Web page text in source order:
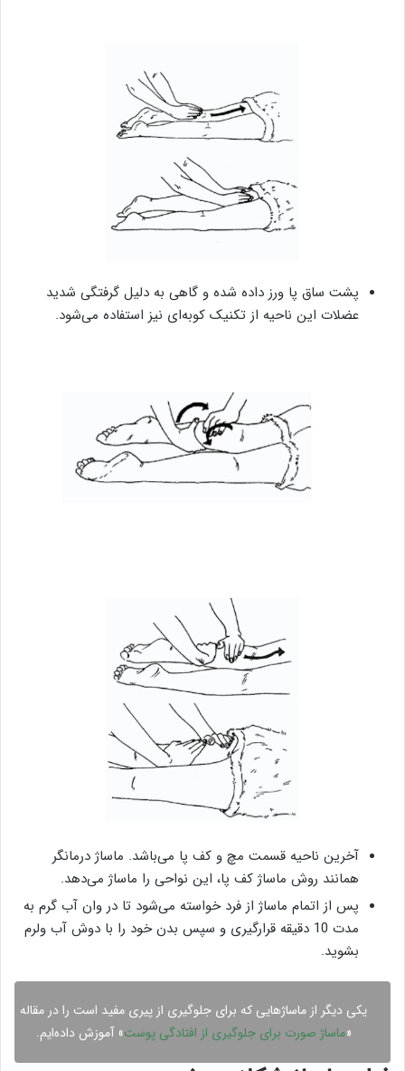
پشت ساق پا ورز داده شده و گاهی به دلیل گرفتگی شدید
عضلات این ناحیه از تکنیک کوبه‌ای نیز استفاده می‌شود.
آخرین ناحیه قسمت مچ و کف پا می‌باشد. ماساژ درمانگر
همانند روش ماساژ کف پا، این نواحی را ماساژ می‌دهد.
پس از اتمام ماساژ از فرد خواسته می‌شود تا در وان آب گرم به
مدت 10 دقیقه قرارگیری و سپس بدن خود را با دوش آب ولرم
بشوید.
یکی دیگر از ماساژهایی که برای جلوگیری از پیری مفید است را در مقاله
«ماساژ صورت برای جلوگیری از افتادگی پوست» آموزش داده‌ایم.